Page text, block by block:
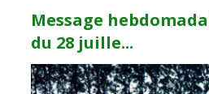
Message
du 28 juille...